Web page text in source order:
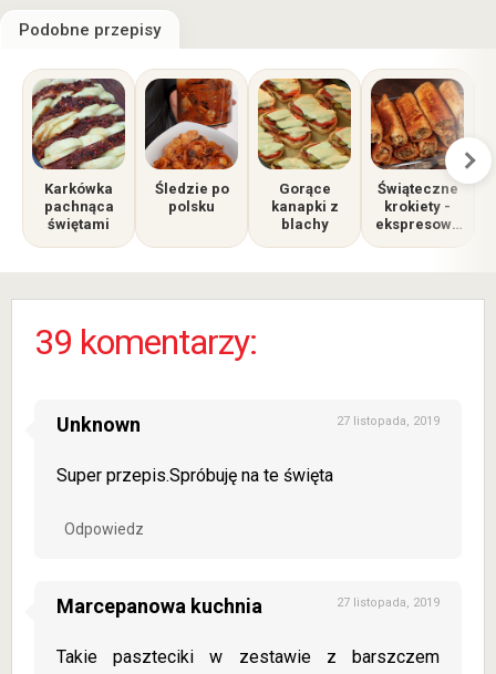
Podobne przepisy
Karkówka
pachnąca
świętami
Śledzie po
polsku
Gorące
kanapki z
blachy
Świąteczne
krokiety -
ekspresowy
przysmak na
Święta
39 komentarzy:
Unknown 27 listopada, 2019
Super przepis.Spróbuję na te święta
Odpowiedz
Marcepanowa kuchnia 27 listopada, 2019
Takie paszteciki w zestawie z barszczem